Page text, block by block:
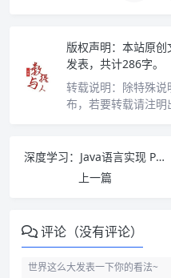
版权声明： 本站原创
发表，共计286字。
转载说明： 除特殊说
布，若要转载请注明
深度学习：Java语言实现 PDF下载
上一篇
评论（没有评论）